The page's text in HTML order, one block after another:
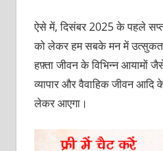
ऐसे में, दिसंबर 2025 के पहले
को लेकर हम सबके मन में
हफ़्ता जीवन के विभिन्न आयामों
व्यापार और वैवाहिक जीवन आदि
लेकर आएगा।